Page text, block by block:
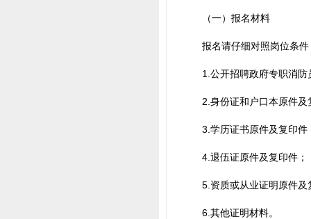
（一）报名材料
报名请仔细对照岗位条
1.公开招聘政府专职消防
2.身份证和户口本原件及
3.学历证书原件及复印件
4.退伍证原件及复印件；
5.资质或从业证明原件及
6.其他证明材料。